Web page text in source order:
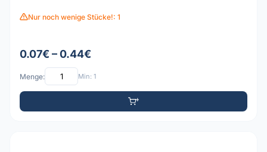
Nur noch wenige Stücke!: 1
0.07€ – 0.44€
Menge: Min: 1